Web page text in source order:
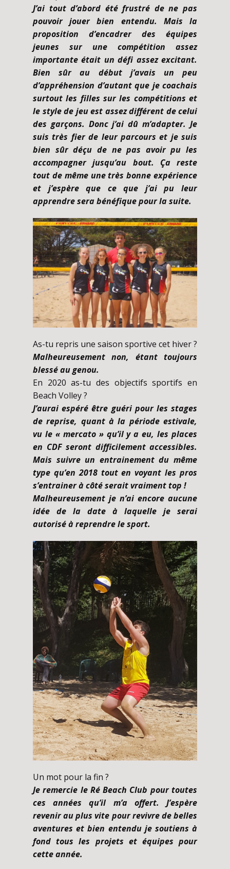
J’ai tout d’abord été frustré de ne pas
pouvoir jouer bien entendu. Mais la
proposition d’encadrer des équipes
jeunes sur une compétition assez
importante était un défi assez excitant.
Bien sûr au début j’avais un peu
d’appréhension d’autant que je coachais
surtout les filles sur les compétitions et
le style de jeu est assez différent de celui
des garçons. Donc j’ai dû m’adapter. Je
suis très fier de leur parcours et je suis
bien sûr déçu de ne pas avoir pu les
accompagner jusqu’au bout. Ça reste
tout de même une très bonne expérience
et j’espère que ce que j’ai pu leur
apprendre sera bénéfique pour la suite.
As-tu repris une saison sportive cet hiver ?
Malheureusement non, étant toujours
blessé au genou.
En 2020 as-tu des objectifs sportifs en
Beach Volley ?
J’aurai espéré être guéri pour les stages
de reprise, quant à la période estivale,
vu le « mercato » qu’il y a eu, les places
en CDF seront difficilement accessibles.
Mais suivre un entrainement du même
type qu’en 2018 tout en voyant les pros
s’entrainer à côté serait vraiment top !
Malheureusement je n’ai encore aucune
idée de la date à laquelle je serai
autorisé à reprendre le sport.
Un mot pour la fin ?
Je remercie le Ré Beach Club pour toutes
ces années qu’il
m’a offert. J’espère
revenir au plus vite pour revivre de belles
aventures et bien entendu je soutiens à
fond tous les projets et équipes pour
cette année.